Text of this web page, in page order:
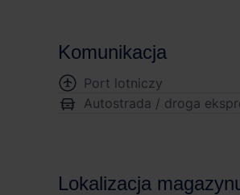
Komunikacja
Port lotniczy
Autostrada / droga
Lokalizacja